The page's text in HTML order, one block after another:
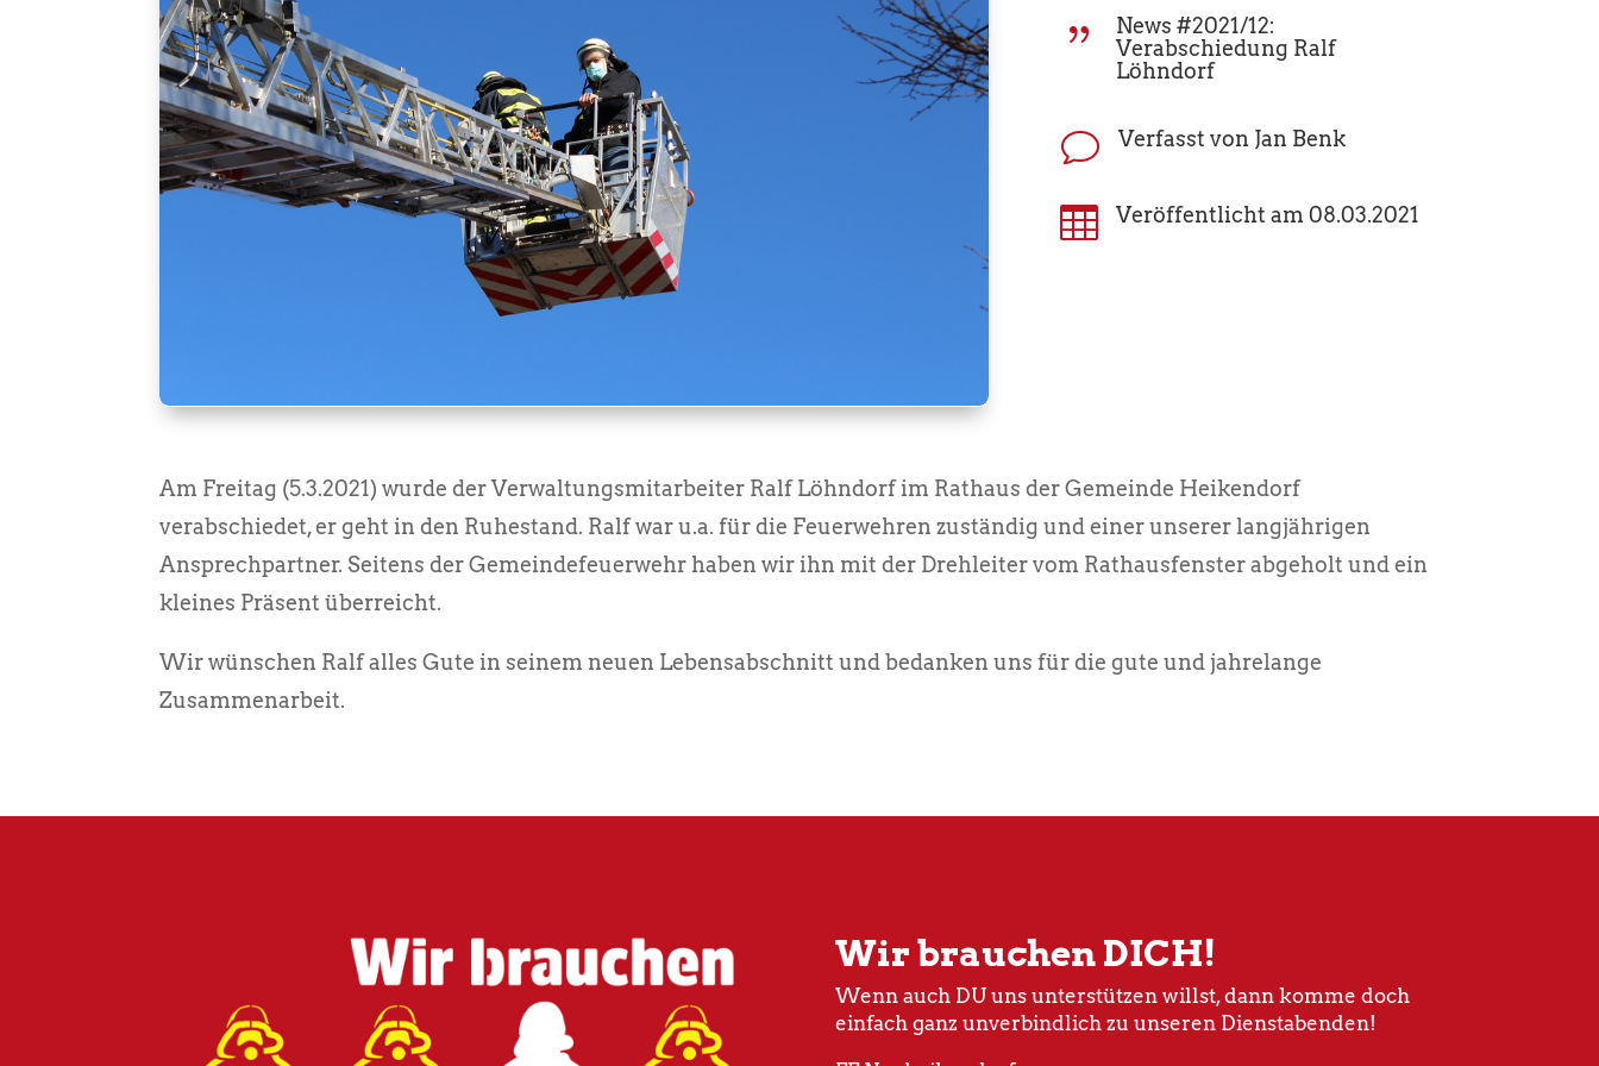
{
News #2021/12:
Verabschiedung Ralf
Löhndorf
v Verfasst von Jan Benk
 Veröffentlicht am 08.03.2021
Am Freitag (5.3.2021) wurde der Verwaltungsmitarbeiter Ralf Löhndorf im Rathaus der Gemeinde Heikendorf
verabschiedet, er geht in den Ruhestand. Ralf war u.a. für die Feuerwehren zuständig und einer unserer langjährigen
Ansprechpartner. Seitens der Gemeindefeuerwehr haben wir ihn mit der Drehleiter vom Rathausfenster abgeholt und ein
kleines Präsent überreicht.
Wir wünschen Ralf alles Gute in seinem neuen Lebensabschnitt und bedanken uns für die gute und jahrelange
Zusammenarbeit.
Wir brauchen DICH!
Wenn auch DU uns unterstützen willst, dann komme doch
einfach ganz unverbindlich zu unseren Dienstabenden!